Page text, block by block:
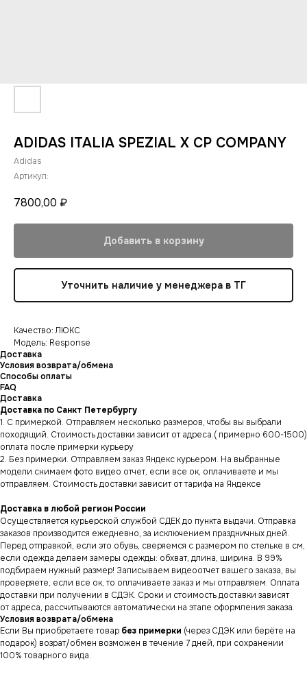
ADIDAS ITALIA SPEZIAL X CP COMPANY
Adidas
Артикул:
7800,00 ₽
Добавить в корзину
Уточнить наличие у менеджера в ТГ
Качество: ЛЮКС
Модель: Response
Доставка
Условия возврата/обмена
Способы оплаты
FAQ
Доставка
Доставка по Санкт Петербургу
1. С примеркой. Отправляем несколько размеров, чтобы вы выбрали
походящий. Стоимость доставки зависит от адреса.( примерно 600-1500)
оплата после примерки курьеру
2. Без примерки. Отправляем заказ Яндекс курьером. На выбранные
модели снимаем фото видео отчет, если все ок, оплачиваете и мы
отправляем. Стоимость доставки зависит от тарифа на Яндексе
Доставка в любой регион России
Осуществляется курьерской службой СДЕК до пункта выдачи. Отправка
заказов производится ежедневно, за исключением праздничных дней.
Перед отправкой, если это обувь, сверяемся с размером по стельке в см,
если одежда делаем замеры одежды: обхват, длина, ширина. В 99%
подбираем нужный размер! Записываем видеоотчет вашего заказа, вы
проверяете, если все ок, то оплачиваете заказ и мы отправляем. Оплата
доставки при получении в СДЭК. Сроки и стоимость доставки зависят
от адреса, рассчитываются автоматически на этапе оформления заказа.
Условия возврата/обмена
Если Вы приобретаете товар без примерки (через СДЭК или берёте на
подарок) возрат/обмен возможен в течение 7 дней, при сохранении
100% товарного вида.